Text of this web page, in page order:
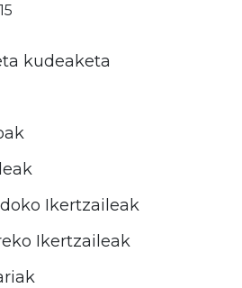
kudeaketa
Ikertzaileak
Ikertzaileak